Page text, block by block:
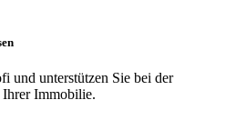
und unterstützen Sie bei der
Immobilie.